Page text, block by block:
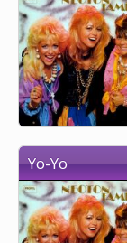
Yo-Yo